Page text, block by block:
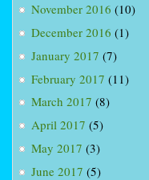
November 2016 (10)
December 2016 (1)
January 2017 (7)
February 2017 (11)
March 2017 (8)
April 2017 (5)
May 2017 (3)
June 2017 (5)